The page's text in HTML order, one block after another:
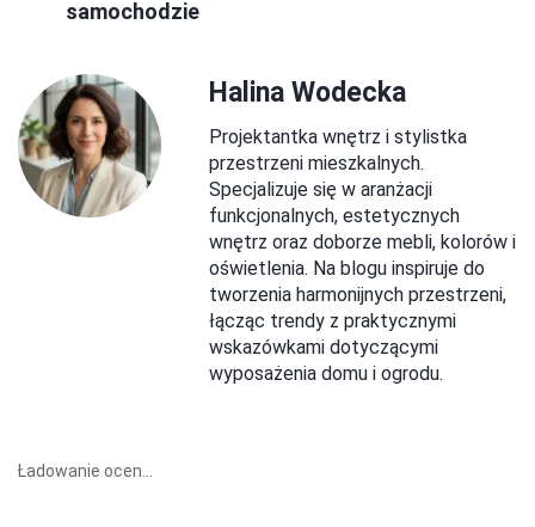
samochodzie
Halina Wodecka
Projektantka wnętrz i stylistka
przestrzeni mieszkalnych.
Specjalizuje się w aranżacji
funkcjonalnych, estetycznych
wnętrz oraz doborze mebli, kolorów i
oświetlenia. Na blogu inspiruje do
tworzenia harmonijnych przestrzeni,
łącząc trendy z praktycznymi
wskazówkami dotyczącymi
wyposażenia domu i ogrodu.
Ładowanie ocen...